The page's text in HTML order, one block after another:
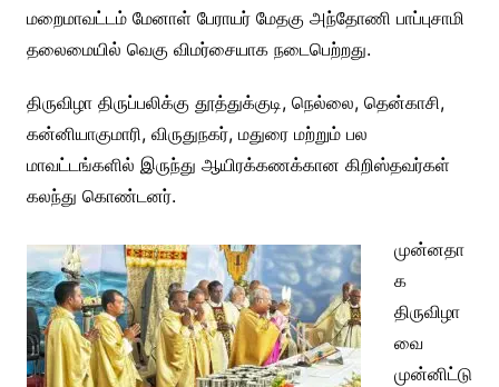
மறைமாவட்டம் மேனாள் பேராயர் மேதகு அந்தோணி பாப்புசாமி
தலைமையில் வெகு விமர்சையாக நடைபெற்றது.
திருவிழா திருப்பலிக்கு தூத்துக்குடி, நெல்லை, தென்காசி,
கன்னியாகுமாரி, விருதுநகர், மதுரை மற்றும் பல
மாவட்டங்களில் இருந்து ஆயிரக்கணக்கான கிறிஸ்தவர்கள்
கலந்து கொண்டனர்.
முன்னதா
க
திருவிழா
வை
முன்னிட்டு